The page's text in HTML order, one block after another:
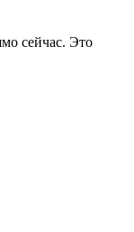
сейчас. Это